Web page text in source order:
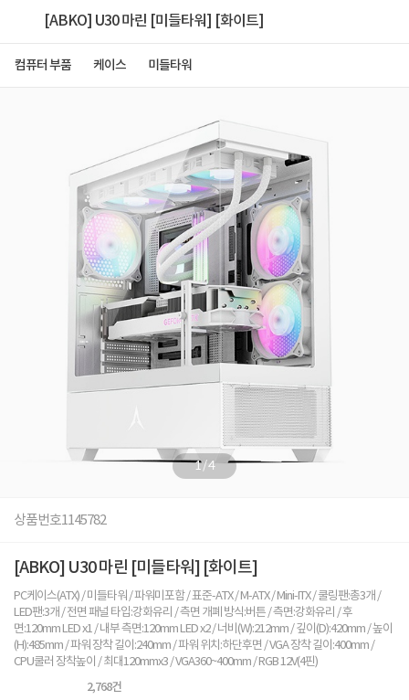
[ABKO] U30 마린 [미들타워] [화이트]
컴퓨터 부품 케이스 미들타워
1/4
상품번호1145782
[ABKO] U30 마린 [미들타워] [화이트]
PC케이스(ATX) / 미들타워 / 파워미포함 / 표준-ATX / M-ATX / Mini-ITX / 쿨링팬:총3개 /
LED팬:3개 / 전면 패널 타입:강화유리 / 측면 개폐 방식:버튼 / 측면:강화유리 / 후
면:120mm LED x1 / 내부 측면:120mm LED x2 / 너비(W):212mm / 깊이(D):420mm / 높이
(H):485mm / 파워 장착 길이:240mm / 파워 위치:하단후면 / VGA 장착 길이:400mm /
CPU쿨러 장착높이 / 최대120mmx3 / VGA360~400mm / RGB 12V(4핀)
2,768건